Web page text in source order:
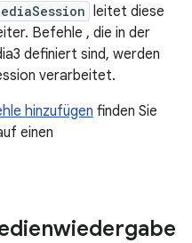
leitet diese
Befehle , die in der
definiert sind, werden
verarbeitet.
hinzufügen finden Sie
einen